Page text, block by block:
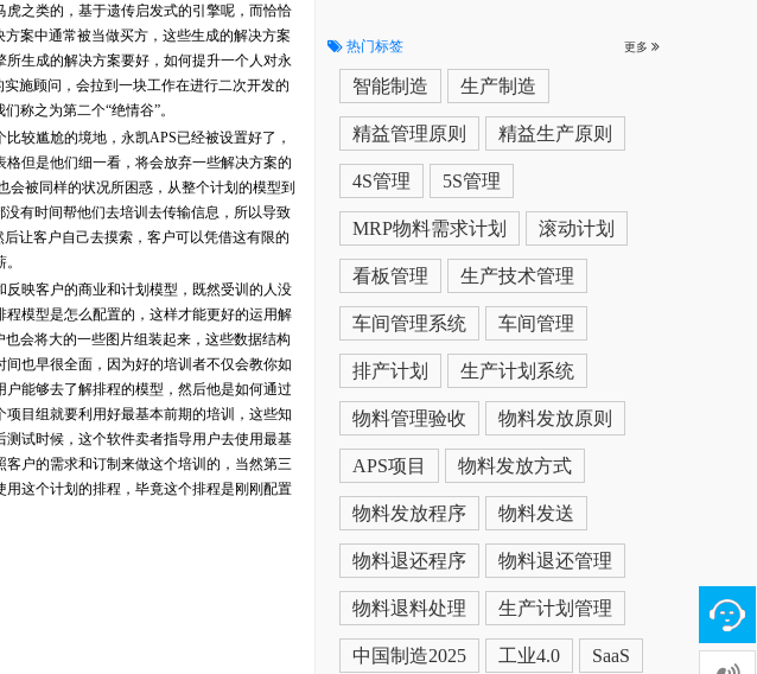
之类的，基于遗传启发式的引擎呢，而恰恰
案中通常被当做买方，这些生成的解决方案
生成的解决方案要好，如何提升一个人对永
施顾问，会拉到一块工作在进行二次开发的
称之为第二个“绝情谷”。
较尴尬的境地，永凯APS已经被设置好了，
但是他们细一看，将会放弃一些解决方案的
被同样的状况所困惑，从整个计划的模型到
有时间帮他们去培训去传输信息，所以导致
让客户自己去摸索，客户可以凭借这有限的
映客户的商业和计划模型，既然受训的人没
模型是怎么配置的，这样才能更好的运用解
会将大的一些图片组装起来，这些数据结构
也早很全面，因为好的培训者不仅会教你如
能够去了解排程的模型，然后他是如何通过
目组就要利用好最基本前期的培训，这些知
试时候，这个软件卖者指导用户去使用最基
户的需求和订制来做这个培训的，当然第三
这个计划的排程，毕竟这个排程是刚刚配置
热门标签 更多
智能制造 生产制造
精益管理原则 精益生产原则
4S管理 5S管理
MRP物料需求计划 滚动计划
看板管理 生产技术管理
车间管理系统 车间管理
排产计划 生产计划系统
物料管理验收 物料发放原则
APS项目 物料发放方式
物料发放程序 物料发送
物料退还程序 物料退还管理
物料退料处理 生产计划管理
中国制造2025 工业4.0 SaaS